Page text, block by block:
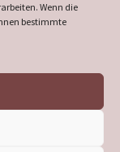
Wenn die
bestimmte
vorbehalten